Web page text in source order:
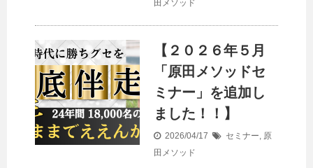
田メソッド
【２０２６年５月
「原田メソッドセ
ミナー」を追加し
ました！！】
2026/04/17 セミナー, 原
田メソッド